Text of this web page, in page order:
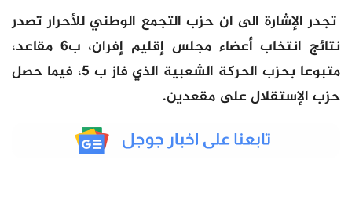
تجدر الإشارة الى ان حزب التجمع الوطني للأحرار تصدر
نتائج انتخاب أعضاء مجلس إقليم إفران، ب6 مقاعد،
متبوعا بحزب الحركة الشعبية الذي فاز ب 5، فيما حصل
حزب الإستقلال على مقعدين.